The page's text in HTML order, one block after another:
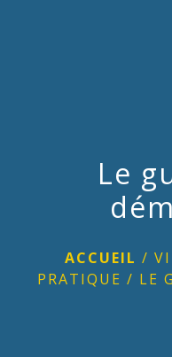
Le
ACCUEIL /
PRATIQUE / LE